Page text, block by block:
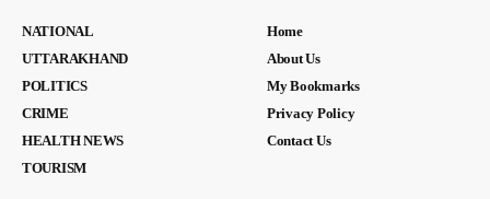
NATIONAL
UTTARAKHAND
POLITICS
CRIME
HEALTH NEWS
TOURISM
Home
About Us
My Bookmarks
Privacy Policy
Contact Us